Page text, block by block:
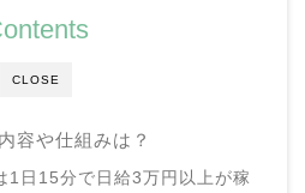
CLOSE
容や仕組みは？
1日15分で日給3万円以上が稼